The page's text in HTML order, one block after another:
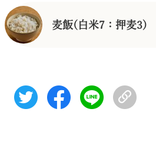
麦飯(白米7：押麦3)